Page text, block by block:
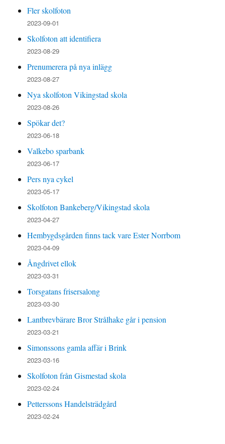
Fler skolfoton
2023-09-01
Skolfoton att identifiera
2023-08-29
Prenumerera på nya inlägg
2023-08-27
Nya skolfoton Vikingstad skola
2023-08-26
Spökar det?
2023-06-18
Valkebo sparbank
2023-06-17
Pers nya cykel
2023-05-17
Skolfoton Bankeberg/Vikingstad skola
2023-04-27
Hembygdsgården finns tack vare Ester Norrbom
2023-04-09
Ångdrivet ellok
2023-03-31
Torsgatans frisersalong
2023-03-30
Lantbrevbärare Bror Strålhake går i pension
2023-03-21
Simonssons gamla affär i Brink
2023-03-16
Skolfoton från Gismestad skola
2023-02-24
Petterssons Handelsträdgård
2023-02-24